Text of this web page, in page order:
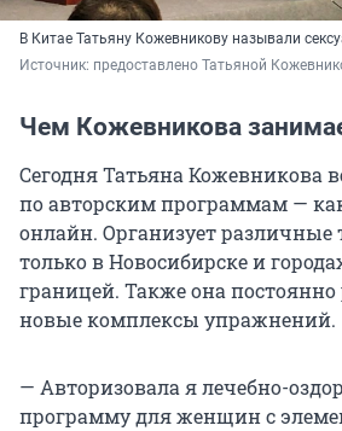
В Китае Татьяну Кожевникову называли
Источник: предоставлено Татьяной
Чем Кожевникова
Сегодня Татьяна Кожевникова
по авторским программам —
онлайн. Организует различные
только в Новосибирске и
границей. Также она постоянно
новые комплексы упражнений.
— Авторизовала я лечебно-
программу для женщин с